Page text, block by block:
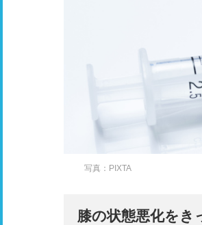
写真：PIXTA
膝の状態悪化をき